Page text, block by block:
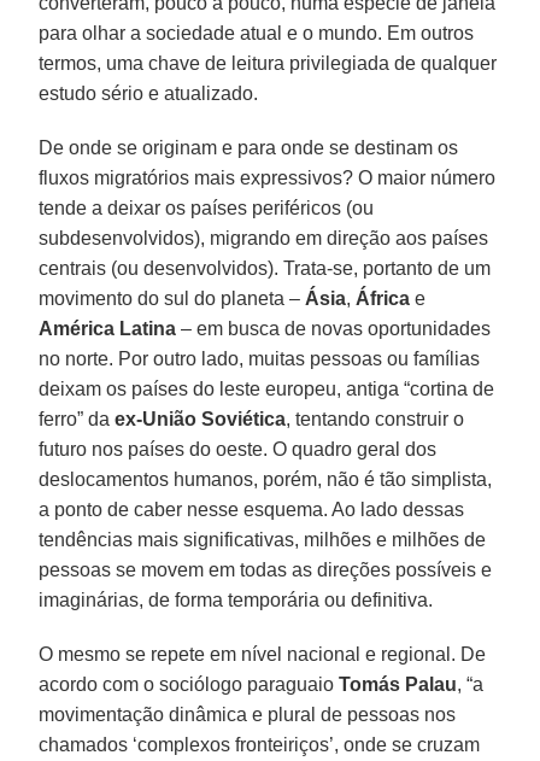
para olhar a sociedade atual e o mundo. Em outros
termos, uma chave de leitura privilegiada de qualquer
estudo sério e atualizado.
De onde se originam e para onde se destinam os
fluxos migratórios mais expressivos? O maior número
tende a deixar os países periféricos (ou
subdesenvolvidos), migrando em direção aos países
centrais (ou desenvolvidos). Trata-se, portanto de um
movimento do sul do planeta – Ásia, África e
América Latina – em busca de novas oportunidades
no norte. Por outro lado, muitas pessoas ou famílias
deixam os países do leste europeu, antiga “cortina de
ferro” daex-União Soviética, tentando construir o
futuro nos países do oeste. O quadro geral dos
deslocamentos humanos, porém, não é tão simplista,
a ponto de caber nesse esquema. Ao lado dessas
tendências mais significativas, milhões e milhões de
pessoas se movem em todas as direções possíveis e
imaginárias, de forma temporária ou definitiva.
O mesmo se repete em nível nacional e regional. De
acordo com o sociólogo paraguaioTomás Palau, “a
movimentação dinâmica e plural de pessoas nos
chamados ‘complexos fronteiriços’, onde se cruzam